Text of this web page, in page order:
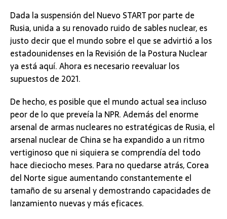
Dada la suspensión del Nuevo START por parte de
Rusia, unida a su renovado ruido de sables nuclear, es
justo decir que el mundo sobre el que se advirtió a los
estadounidenses en la Revisión de la Postura Nuclear
ya está aquí. Ahora es necesario reevaluar los
supuestos de 2021.
De hecho, es posible que el mundo actual sea incluso
peor de lo que preveía la NPR. Además del enorme
arsenal de armas nucleares no estratégicas de Rusia, el
arsenal nuclear de China se ha expandido a un ritmo
vertiginoso que ni siquiera se comprendía del todo
hace dieciocho meses. Para no quedarse atrás, Corea
del Norte sigue aumentando constantemente el
tamaño de su arsenal y demostrando capacidades de
lanzamiento nuevas y más eficaces.